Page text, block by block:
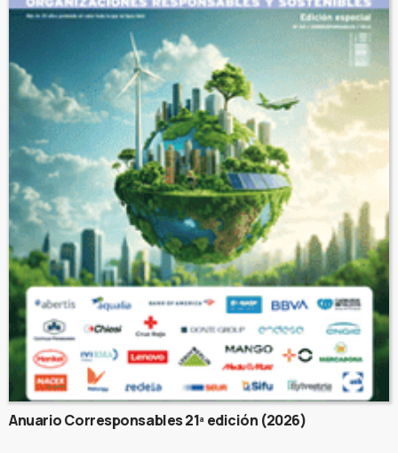
Anuario Corresponsables 21ª edición (2026)